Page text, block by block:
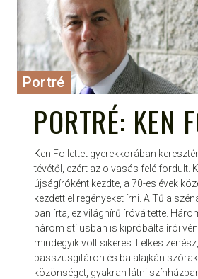
Portré
PORTRÉ: KEN
Ken Follettet gyerekkorában
tévétől, ezért az olvasás felé fordult.
újságíróként kezdte, a 70-es évek
kezdett el regényeket írni. A Tű a
ban írta, ez világhírű íróvá tette.
három stílusban is kipróbálta írói
mindegyik volt sikeres. Lelkes
basszusgitáron és balalajkán
közönséget, gyakran látni